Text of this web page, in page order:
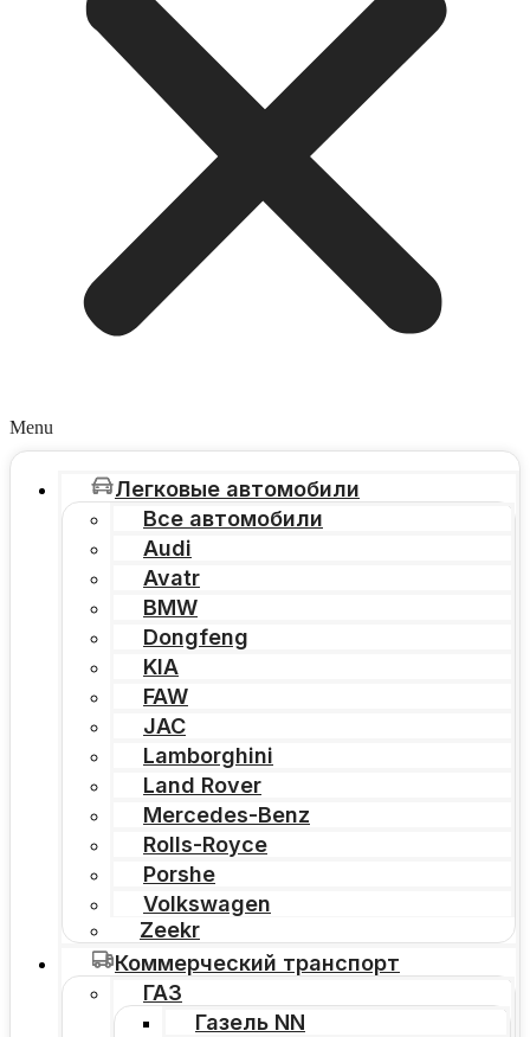
Menu
Легковые автомобили
Все автомобили
Audi
Avatr
BMW
Dongfeng
KIA
FAW
JAC
Lamborghini
Land Rover
Mercedes-Benz
Rolls-Royce
Porshe
Volkswagen
Zeekr
Коммерческий транспорт
ГАЗ
Газель NN